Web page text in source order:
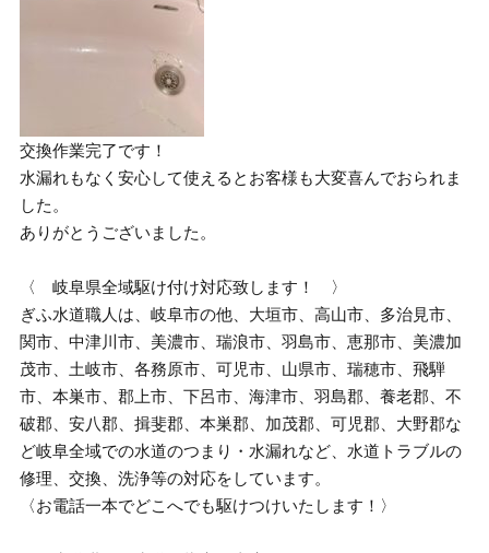
交換作業完了です！
水漏れもなく安心して使えるとお客様も大変喜んでおられま
した。
ありがとうございました。
〈 岐阜県全域駆け付け対応致します！ 〉
ぎふ水道職人は、岐阜市の他、大垣市、高山市、多治見市、
関市、中津川市、美濃市、瑞浪市、羽島市、恵那市、美濃加
茂市、土岐市、各務原市、可児市、山県市、瑞穂市、飛騨
市、本巣市、郡上市、下呂市、海津市、羽島郡、養老郡、不
破郡、安八郡、揖斐郡、本巣郡、加茂郡、可児郡、大野郡な
ど岐阜全域での水道のつまり・水漏れなど、水道トラブルの
修理、交換、洗浄等の対応をしています。
〈お電話一本でどこへでも駆けつけいたします！〉